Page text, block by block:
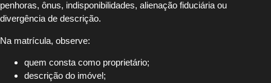
penhoras, ônus, indisponibilidades, alienação fiduciária ou
divergência de descrição.
Na matrícula, observe:
quem consta como proprietário;
descrição do imóvel;